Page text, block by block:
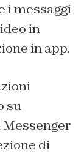
i messaggi
in
in app.
su
di